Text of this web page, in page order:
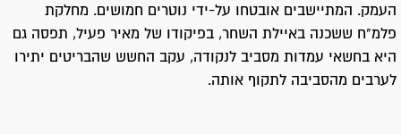
העמק. המתיישבים אובטחו על-ידי נוטרים חמושים. מחלקת
פלמ"ח ששכנה באיילת השחר, בפיקודו של מאיר פעיל, תפסה גם
היא בחשאי עמדות מסביב לנקודה, עקב החשש שהבריטים יתירו
לערבים מהסביבה לתקוף אותה.